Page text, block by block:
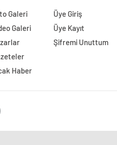
Galeri
Galeri
Haber
Üye Giriş
Üye Kayıt
Şifremi Unuttum